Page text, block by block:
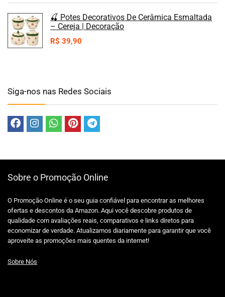
🍒 Potes Decorativos De Cerâmica Esmaltada
– Cereja | Decoração
R$ 39,90
Siga-nos nas Redes Sociais
Sobre o Promoção Online
O Promoção Online é o seu guia confiável para encontrar as melhores
ofertas e descontos da Amazon. Aqui você descobre produtos de
qualidade com avaliações reais, comparativos e links diretos para
economizar de verdade. Atualizamos diariamente para garantir que você
aproveite as promoções mais quentes da internet!
Sobre Nós